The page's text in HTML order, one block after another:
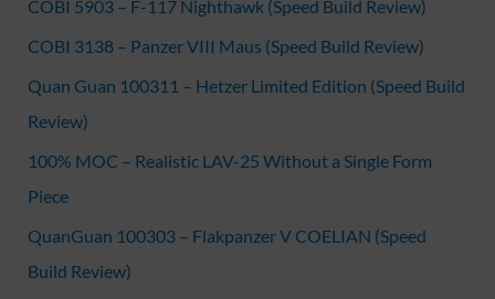
COBI 5903 – F-117 Nighthawk (Speed Build Review)
COBI 3138 – Panzer VIII Maus (Speed Build Review)
Quan Guan 100311 – Hetzer Limited Edition (Speed Build
Review)
100% MOC – Realistic LAV-25 Without a Single Form
Piece
QuanGuan 100303 – Flakpanzer V COELIAN (Speed
Build Review)